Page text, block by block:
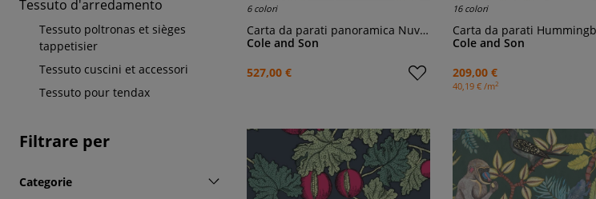
Tessuto d'arredamento
Tessuto poltronas et sièges
tappetisier
Tessuto cuscini et accessori
Tessuto pour tendax
Filtrare per
Categorie
6 colori
Carta da parati panoramica Nuvolette
Cole and Son
527,00 €
16 colori
Carta da parati
Cole and Son
209,00 €
40,19 € /m2